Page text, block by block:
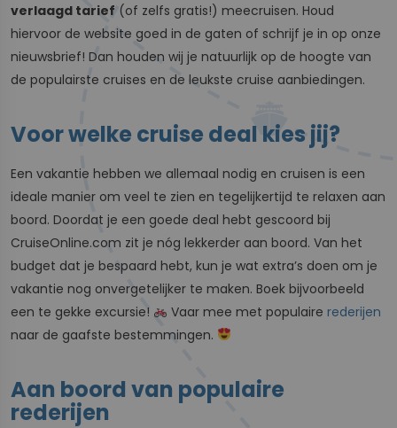
verlaagd tarief (of zelfs gratis!) meecruisen. Houd
hiervoor de website goed in de gaten of schrijf je in op onze
nieuwsbrief! Dan houden wij je natuurlijk op de hoogte van
de populairste cruises en de leukste cruise aanbiedingen.
Voor welke cruise deal kies jij?
Een vakantie hebben we allemaal nodig en cruisen is een
ideale manier om veel te zien en tegelijkertijd te relaxen aan
boord. Doordat je een goede deal hebt gescoord bij
CruiseOnline.com zit je nóg lekkerder aan boord. Van het
budget dat je bespaard hebt, kun je wat extra’s doen om je
vakantie nog onvergetelijker te maken. Boek bijvoorbeeld
een te gekke excursie!
Vaar mee met populairerederijen
naar de gaafste bestemmingen.
Aan boord van populaire
rederijen